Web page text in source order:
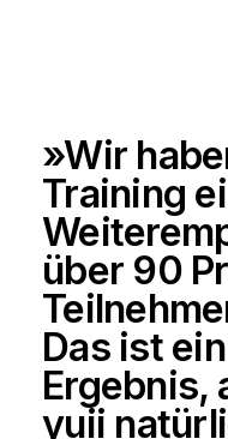
Kontakt
DE EN
»Wir
Training
über 90
Das ist
Ergebnis,
yuii